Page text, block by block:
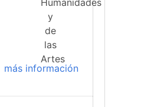
más información